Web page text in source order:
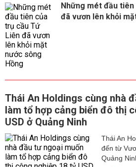
Những mét đầu
đã vươn lên khỏi
Thái An Holdings cùng nhà
làm tổ hợp cảng biển đô thị
USD ở Quảng Ninh
Thái An
đến từ
Quảng